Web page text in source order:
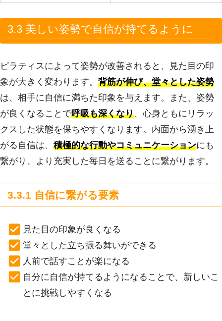
3.3 美しい姿勢で自信が持てるように
ピラティスによって姿勢が改善されると、見た目の印
象が大きく変わります。 背筋が伸び、堂々とした姿勢
は、相手に自信に満ちた印象を与えます。また、姿勢
が良くなることで呼吸も深くなり、心身ともにリラッ
クスした状態を保ちやすくなります。内面から湧き上
がる自信は、 積極的な行動やコミュニケーションにも
繋がり、より充実した毎日を送ることに繋がります。
3.3.1 自信に繋がる要素
見た目の印象が良くなる
堂々とした立ち振る舞いができる
人前で話すことが楽になる
自分に自信が持てるようになることで、新しいこ
とに挑戦しやすくなる